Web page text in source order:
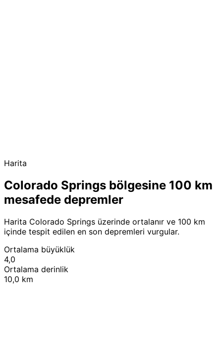
Harita
Colorado Springs bölgesine 100 km
mesafede depremler
Harita Colorado Springs üzerinde ortalanır ve 100 km
içinde tespit edilen en son depremleri vurgular.
Ortalama büyüklük
4,0
Ortalama derinlik
10,0 km